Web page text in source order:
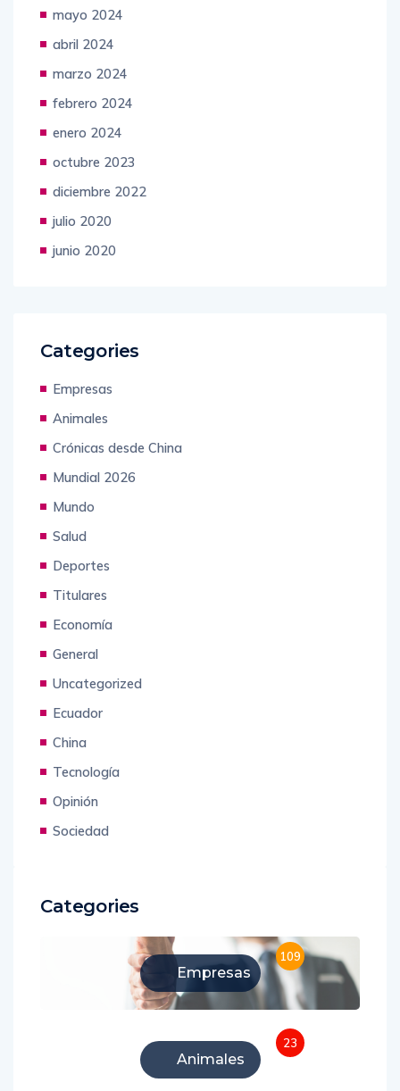
mayo 2024
abril 2024
marzo 2024
febrero 2024
enero 2024
octubre 2023
diciembre 2022
julio 2020
junio 2020
Categories
Empresas
Animales
Crónicas desde China
Mundial 2026
Mundo
Salud
Deportes
Titulares
Economía
General
Uncategorized
Ecuador
China
Tecnología
Opinión
Sociedad
Categories
Empresas
109
Animales
23